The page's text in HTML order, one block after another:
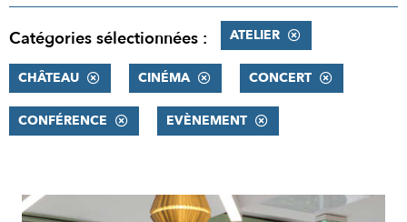
Catégories sélectionnées : ATELIER
CHÂTEAU CINÉMA CONCERT
CONFÉRENCE EVÈNEMENT
RÉSULTATS